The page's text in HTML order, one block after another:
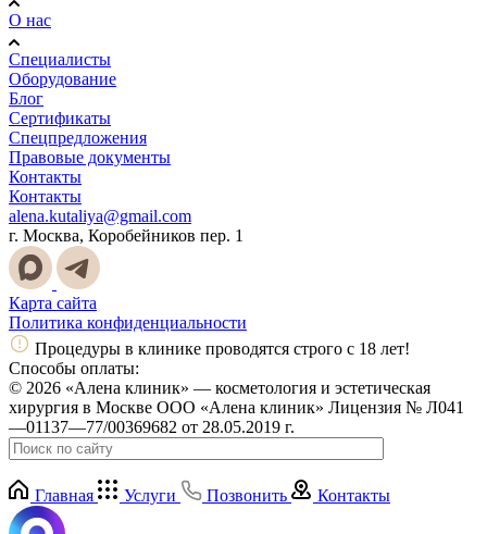
О нас
Специалисты
Оборудование
Блог
Сертификаты
Спецпредложения
Правовые документы
Контакты
Контакты
alena.kutaliya@gmail.com
г. Москва, Коробейников пер. 1
Карта сайта
Политика конфиденциальности
Процедуры в клинике проводятся строго с 18 лет!
Способы оплаты:
© 2026 «Алена клиник» — косметология и эстетическая
хирургия в Москве ООО «Алена клиник» Лицензия № Л041
—01137—77/00369682 от 28.05.2019 г.
Главная Услуги Позвонить Контакты